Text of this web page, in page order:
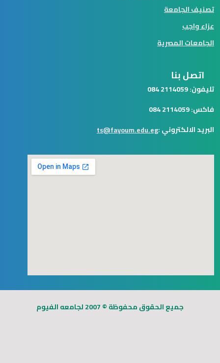
تصنيف الجامعة
عزاء واجب
الجامعات المصرية
اتصل بنا
تليفون: 2114059 084
فاكس: 2114059 084
البريد الالكتروني :ts@fayoum.edu.eg
free goggle map
جميع الحقوق محفوظة © 2007 لجامعه الفيوم